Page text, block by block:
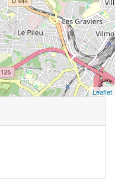
Leaflet